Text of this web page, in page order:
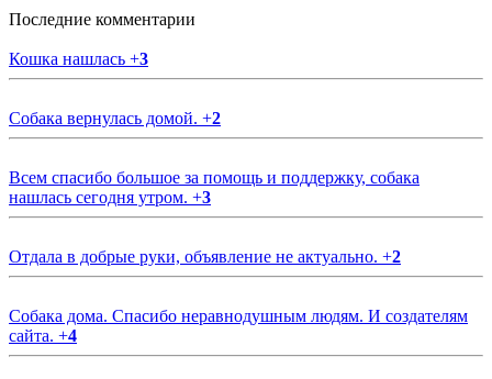
Последние комментарии
Кошка нашлась +3
Собака вернулась домой. +2
Всем спасибо большое за помощь и поддержку, собака
нашлась сегодня утром. +3
Отдала в добрые руки, объявление не актуально. +2
Собака дома. Спасибо неравнодушным людям. И создателям
сайта. +4